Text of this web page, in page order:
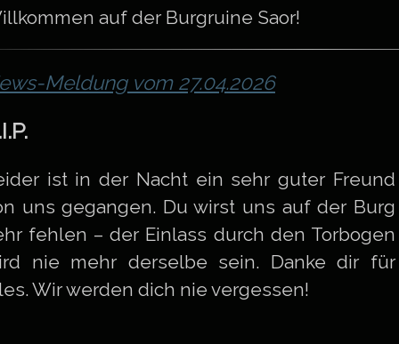
auf der Burgruine Saor!
Meldung vom 27.04.2026
ist in der Nacht ein sehr guter Freund
uns gegangen. Du wirst uns auf der Burg
fehlen – der Einlass durch den Torbogen
nie mehr derselbe sein. Danke dir für
Wir werden dich nie vergessen!